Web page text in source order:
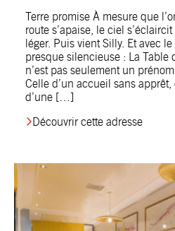
Terre promise À mesure que
route s’apaise, le ciel
léger. Puis vient Silly. Et avec
presque silencieuse : La Table
n’est pas seulement un
Celle d’un accueil sans apprêt,
d’une […]
Découvrir cette adresse